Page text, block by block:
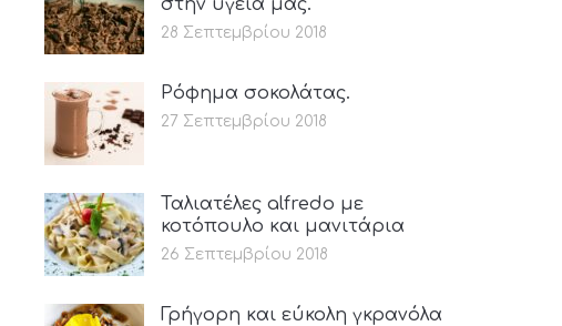
στην υγεία μας.
28 Σεπτεμβρίου 2018
Ρόφημα σοκολάτας.
27 Σεπτεμβρίου 2018
Ταλιατέλες alfredo με
κοτόπουλο και μανιτάρια
26 Σεπτεμβρίου 2018
Γρήγορη και εύκολη γκρανόλα